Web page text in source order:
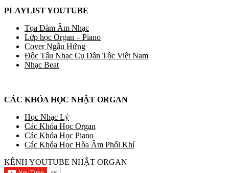
PLAYLIST YOUTUBE
Tọa Đàm Âm Nhạc
Lớp học Organ – Piano
Cover Ngẫu Hứng
Độc Tấu Nhạc Cụ Dân Tộc Việt Nam
Nhạc Beat
CÁC KHÓA HỌC NHẬT ORGAN
Học Nhạc Lý
Các Khóa Học Organ
Các Khóa Học Piano
Các Khóa Học Hòa Âm Phối Khí
KÊNH YOUTUBE NHẬT ORGAN